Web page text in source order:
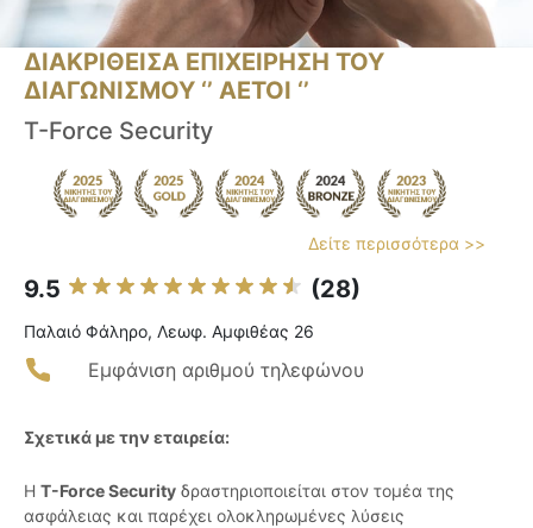
ΔΙΑΚΡΙΘΕΙΣΑ ΕΠΙΧΕΙΡΗΣΗ ΤΟΥ
ΔΙΑΓΩΝΙΣΜΟΥ ‘’ ΑΕΤΟΙ ‘’
T-Force Security
Δείτε περισσότερα >>
9.5 (28)
Παλαιό Φάληρο, Λεωφ. Αμφιθέας 26
Εμφάνιση αριθμού τηλεφώνου
Σχετικά με την εταιρεία:
Η T-Force Security δραστηριοποιείται στον τομέα της
ασφάλειας και παρέχει ολοκληρωμένες λύσεις